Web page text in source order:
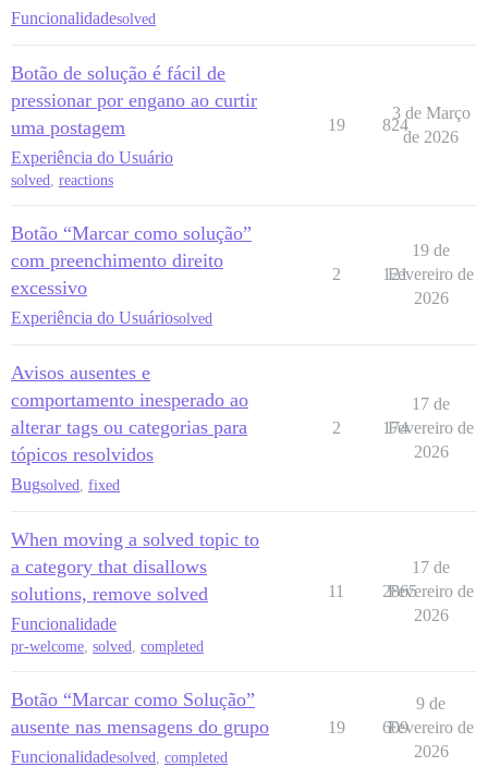
Funcionalidadesolved
Botão de solução é fácil de
pressionar por engano ao curtir
uma postagem
Experiência do Usuário
solved, reactions
19 824
3 de Março
de 2026
Botão “Marcar como solução”
com preenchimento direito
excessivo
Experiência do Usuáriosolved
2 121
19 de
Fevereiro de
2026
Avisos ausentes e
comportamento inesperado ao
alterar tags ou categorias para
tópicos resolvidos
Bugsolved fixed
2 174
17 de
Fevereiro de
2026
When moving a solved topic to
a category that disallows
solutions, remove solved
Funcionalidade
pr-welcome, solved, completed
11 2865
17 de
Fevereiro de
2026
Botão “Marcar como Solução”
ausente nas mensagens do grupo
Funcionalidadesolved completed
19 609
9 de
Fevereiro de
2026